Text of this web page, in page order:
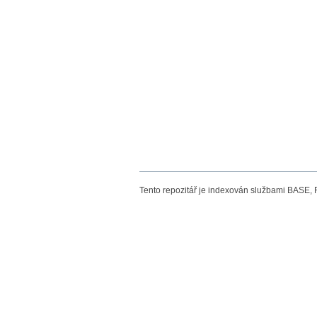
Tento repozitář je indexován službami BASE,